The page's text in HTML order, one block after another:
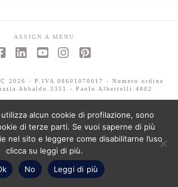
ASSIGN A MENU
2026 - P.IVA 08601070017 - Numero ordine
Abbaldo 3351 - Paolo Albertelli 4802
alcun cookie di profilazione, sono
di terze parti. Se vuoi saperne di più
nel sito e leggere come disabilitarne l’uso
clicca su leggi di più.
No Leggi di più